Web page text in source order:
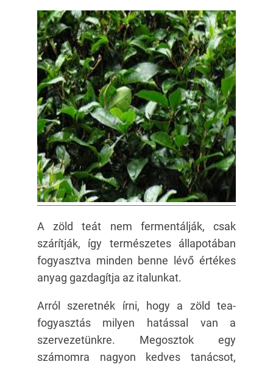
A zöld teát nem fermentálják, csak
szárítják, így természetes állapotában
fogyasztva minden benne lévő értékes
anyag gazdagítja az italunkat.
Arról szeretnék írni, hogy a zöld tea-
fogyasztás milyen hatással van a
szervezetünkre. Megosztok egy
számomra nagyon kedves tanácsot,